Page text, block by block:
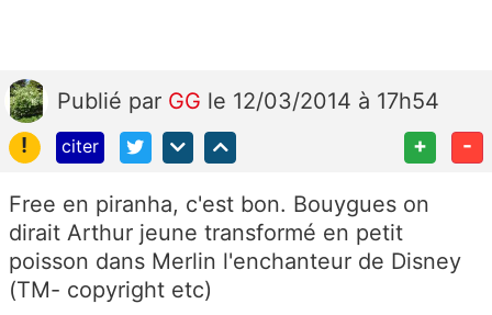
Publié par GG le 12/03/2014 à 17h54
!
citer + -
Free en piranha, c'est bon. Bouygues on
dirait Arthur jeune transformé en petit
poisson dans Merlin l'enchanteur de Disney
(TM- copyright etc)